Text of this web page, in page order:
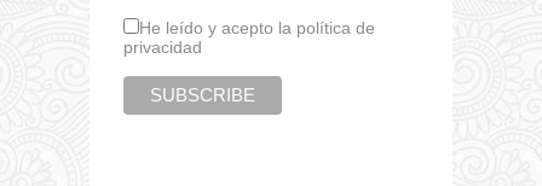
He leído y acepto la política de
privacidad